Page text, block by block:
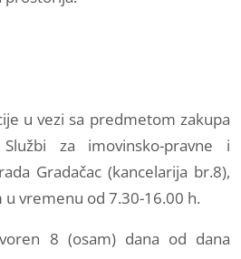
u vezi sa predmetom zakupa
za imovinsko-pravne i
Gradačac (kancelarija br.8),
vremenu od 7.30-16.00 h.
8 (osam) dana od dana